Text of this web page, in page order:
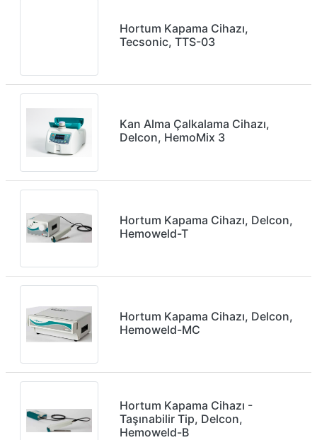
Hortum Kapama Cihazı,
Tecsonic, TTS-03
Kan Alma Çalkalama Cihazı,
Delcon, HemoMix 3
Hortum Kapama Cihazı, Delcon,
Hemoweld-T
Hortum Kapama Cihazı, Delcon,
Hemoweld-MC
Hortum Kapama Cihazı -
Taşınabilir Tip, Delcon,
Hemoweld-B